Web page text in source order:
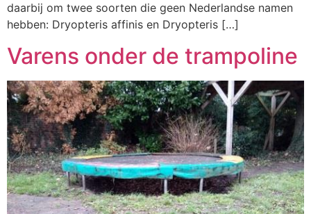
daarbij om twee soorten die geen Nederlandse namen
hebben: Dryopteris affinis en Dryopteris […]
Varens onder de trampoline